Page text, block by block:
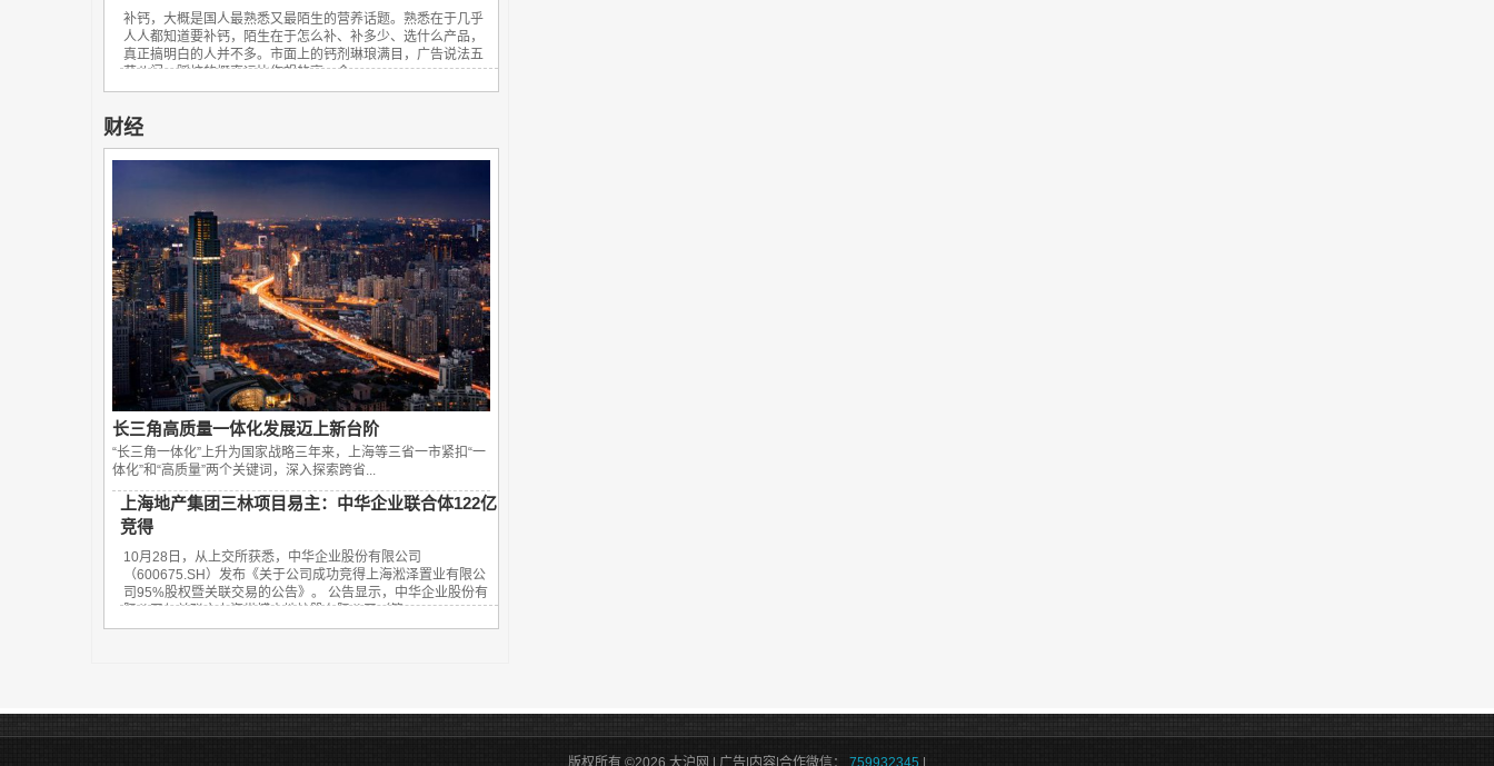
补钙，大概是国人最熟悉又最陌生的营养话题。熟悉在于几乎
人人都知道要补钙，陌生在于怎么补、补多少、选什么产品，
真正搞明白的人并不多。市面上的钙剂琳琅满目，广告说法五
花八门，踩坑的概率远比你想的高。今...
财经
长三角高质量一体化发展迈上新台阶
“长三角一体化”上升为国家战略三年来，上海等三省一市紧扣“一
体化”和“高质量”两个关键词，深入探索跨省...
上海地产集团三林项目易主：中华企业联合体122亿
竞得
10月28日，从上交所获悉，中华企业股份有限公司
（600675.SH）发布《关于公司成功竞得上海淞泽置业有限公
司95%股权暨关联交易的公告》。 公告显示，中华企业股份有
限公司与关联方上海世博土地控股有限公司（简...